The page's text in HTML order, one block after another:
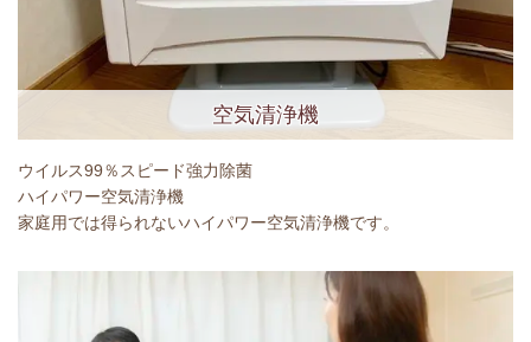
空気清浄機
ウイルス99％スピード強力除菌
ハイパワー空気清浄機
家庭用では得られないハイパワー空気清浄機です。